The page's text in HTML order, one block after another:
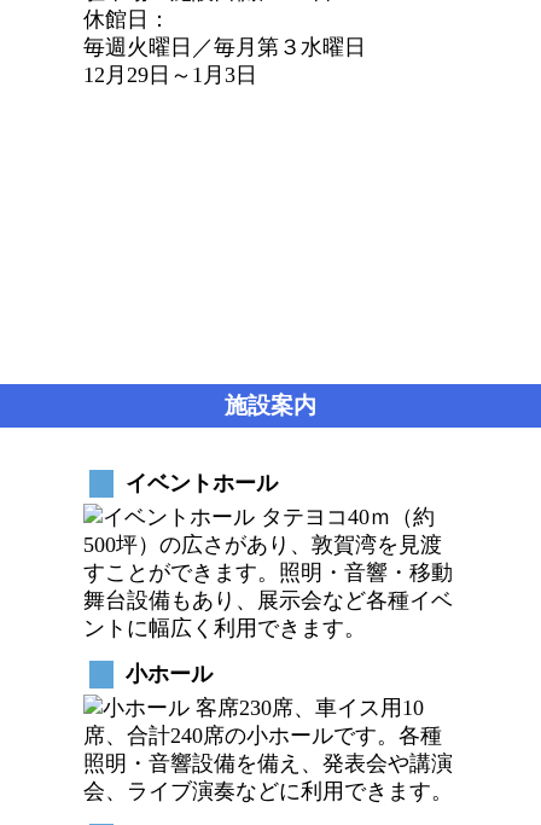
休館日：
毎週火曜日／毎月第３水曜日
12月29日～1月3日
施設案内
イベントホール
タテヨコ40ｍ（約
500坪）の広さがあり、敦賀湾を見渡
すことができます。照明・音響・移動
舞台設備もあり、展示会など各種イベ
ントに幅広く利用できます。
小ホール
客席230席、車イス用10
席、合計240席の小ホールです。各種
照明・音響設備を備え、発表会や講演
会、ライブ演奏などに利用できます。